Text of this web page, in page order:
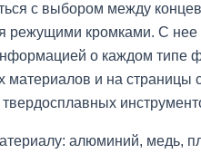
с выбором между
режущими кромками. С нее
о каждом типе
материалов и на страницы
алюминий, медь,